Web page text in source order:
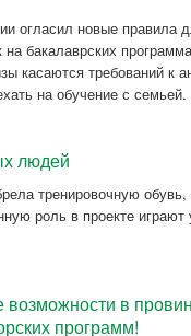
огласил новые правила
бакалаврских
касаются требований к
на обучение с семьей.
людей
тренировочную обувь,
роль в проекте играют
в
программ!